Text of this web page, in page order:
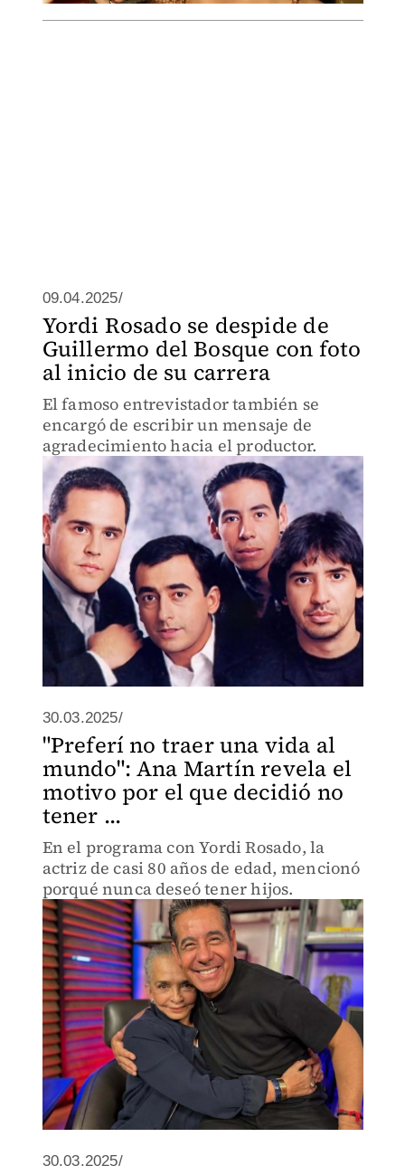
09.04.2025/
Yordi Rosado se despide de
Guillermo del Bosque con foto
al inicio de su carrera
El famoso entrevistador también se
encargó de escribir un mensaje de
agradecimiento hacia el productor.
30.03.2025/
"Preferí no traer una vida al
mundo": Ana Martín revela el
motivo por el que decidió no
tener ...
En el programa con Yordi Rosado, la
actriz de casi 80 años de edad, mencionó
porqué nunca deseó tener hijos.
30.03.2025/